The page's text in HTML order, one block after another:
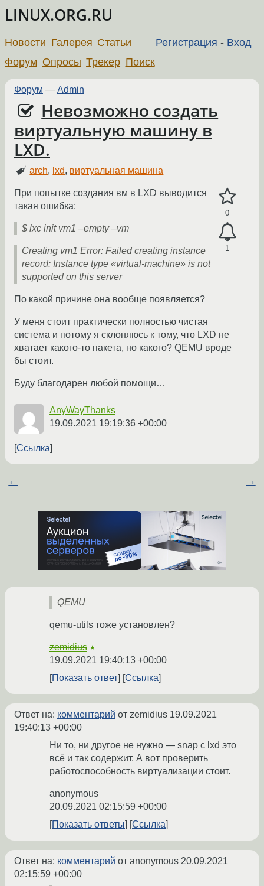
LINUX.ORG.RU
Регистрация - Вход
Новости Галерея Статьи
Форум Опросы Трекер Поиск
Форум — Admin
Невозможно создать
виртуальную машину в
LXD.
arch, lxd, виртуальная машина
0
1
При попытке создания вм в LXD выводится
такая ошибка:
$ lxc init vm1 –empty –vm
Creating vm1 Error: Failed creating instance
record: Instance type «virtual-machine» is not
supported on this server
По какой причине она вообще появляется?
У меня стоит практически полностью чистая
система и потому я склоняюсь к тому, что LXD не
хватает какого-то пакета, но какого? QEMU вроде
бы стоит.
Буду благодарен любой помощи…
AnyWayThanks
19.09.2021 19:19:36 +00:00
Ссылка
← →
QEMU
qemu-utils тоже установлен?
zemidius ★
19.09.2021 19:40:13 +00:00
Показать ответ
Ссылка
Ответ на: комментарий от zemidius 19.09.2021
19:40:13 +00:00
Ни то, ни другое не нужно — snap с lxd это
всё и так содержит. А вот проверить
работоспособность виртуализации стоит.
anonymous
20.09.2021 02:15:59 +00:00
Показать ответы
Ссылка
Ответ на: комментарий от anonymous 20.09.2021
02:15:59 +00:00